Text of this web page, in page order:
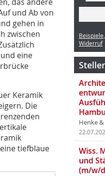
und Ab von
gehen in
zwischen
eine
Keramik
Die
tiefblaue
Widerruf
Henke
Wiss.
und
(m/w/